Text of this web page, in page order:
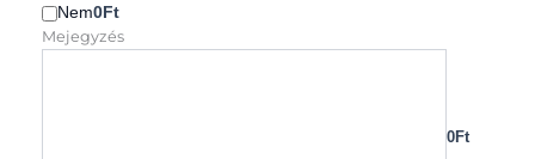
Nem0Ft
Mejegyzés
0Ft